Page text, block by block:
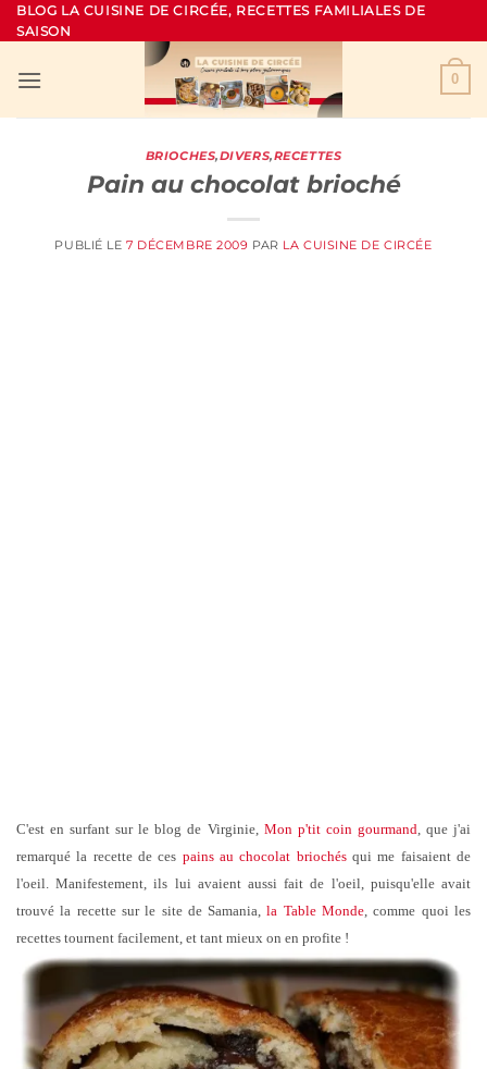
Passer
au
BLOG LA CUISINE DE CIRCÉE, RECETTES FAMILIALES DE
SAISON
0
BRIOCHES,DIVERS,RECETTES
Pain au chocolat brioché
PUBLIÉ LE7 DÉCEMBRE 2009 PAR LA CUISINE DE CIRCÉE
C'est en surfant sur le blog de Virginie, Mon p'tit coin gourmand , que j'ai
remarqué la recette de ces pains au chocolat briochésqui me faisaient de
l'oeil. Manifestement, ils lui avaient aussi fait de l'oeil, puisqu'elle avait
trouvé la recette sur le site de Samania,la Table Monde , comme quoi les
recettes tournent facilement, et tant mieux on en profite !